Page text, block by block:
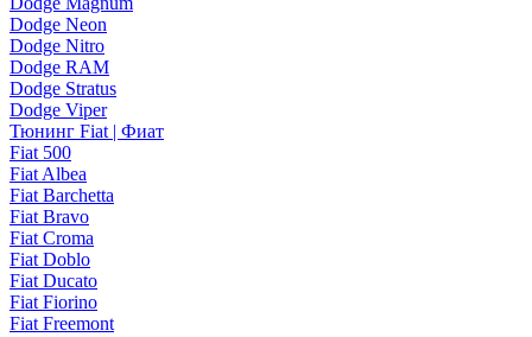
Dodge Neon
Dodge Nitro
Dodge RAM
Dodge Stratus
Dodge Viper
Тюнинг Fiat | Фиат
Fiat 500
Fiat Albea
Fiat Barchetta
Fiat Bravo
Fiat Croma
Fiat Doblo
Fiat Ducato
Fiat Fiorino
Fiat Freemont